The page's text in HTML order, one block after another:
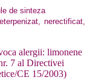
de sinteza
nerectificat,
alergii: limonene
7 al Directivei
CE 15/2003)